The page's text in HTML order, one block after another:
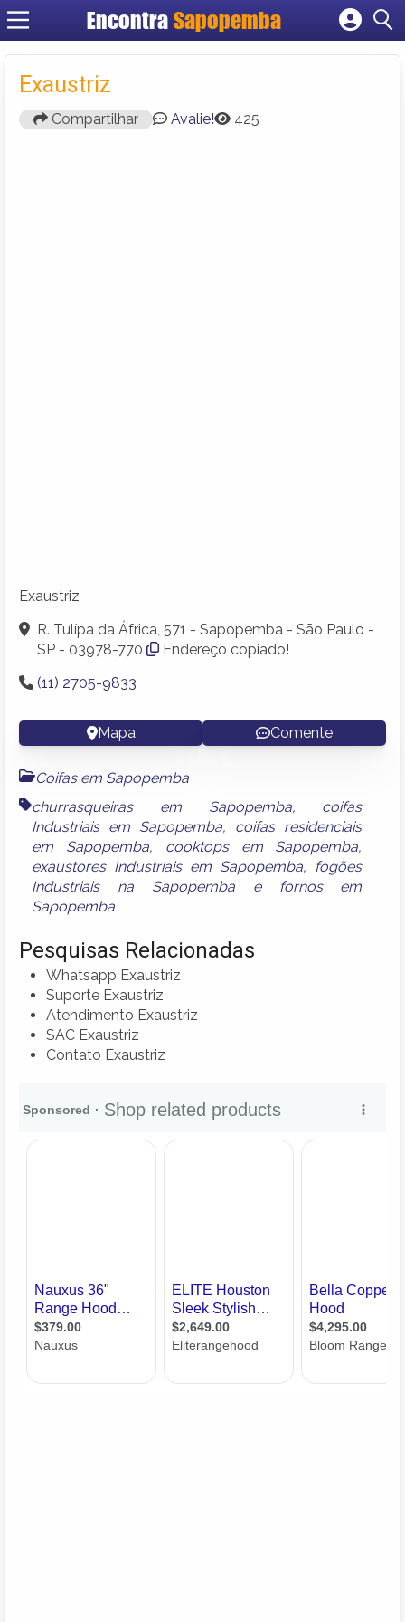
Encontra Sapopemba
Cadastrar empresa
Exaustriz
Compartilhar Avalie! 425
Exaustriz
R. Tulípa da África, 571 - Sapopemba - São Paulo -
SP - 03978-770
Endereço copiado!
(11) 2705-9833
Mapa Comente
Coifas em Sapopemba
churrasqueiras em Sapopemba, coifas
Industriais em Sapopemba, coifas residenciais
em Sapopemba, cooktops em Sapopemba,
exaustores Industriais em Sapopemba, fogões
Industriais na Sapopembae
fornos em
Sapopemba
Pesquisas Relacionadas
Whatsapp Exaustriz
Suporte Exaustriz
Atendimento Exaustriz
SAC Exaustriz
Contato Exaustriz